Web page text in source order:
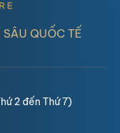
SÂU QUỐC TẾ
2 đến Thứ 7)